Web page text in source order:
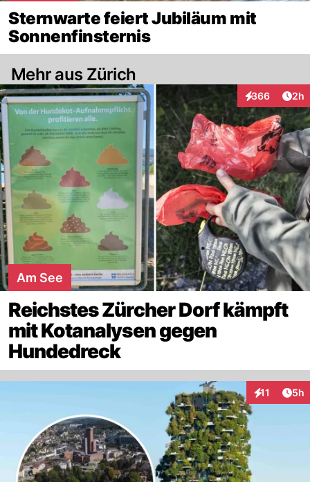
Sternwarte feiert Jubiläum mit
Sonnenfinsternis
Mehr aus Zürich
366
Interaktionen
2h
Am See
Reichstes Zürcher Dorf kämpft
mit Kotanalysen gegen
Hundedreck
11 5h